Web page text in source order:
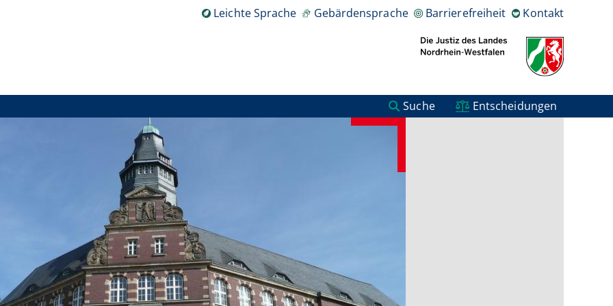
Leichte Sprache Gebärdensprache Barrierefreiheit Kontakt
Suche Entscheidungen